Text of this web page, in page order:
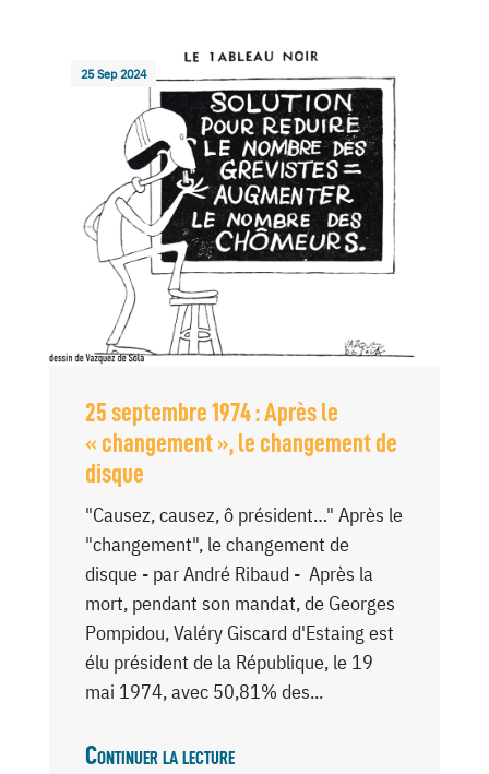
25 Sep 2024
25 septembre 1974 : Après le
« changement », le changement de
disque
"Causez, causez, ô président…" Après le
"changement", le changement de
disque - par André Ribaud - Après la
mort, pendant son mandat, de Georges
Pompidou, Valéry Giscard d'Estaing est
élu président de la République, le 19
mai 1974, avec 50,81% des...
Continuer la lecture